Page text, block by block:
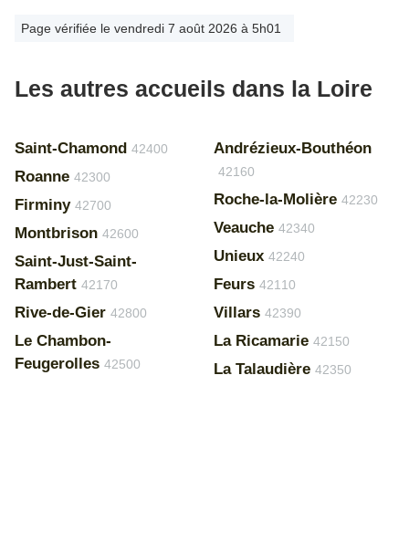
Page vérifiée le vendredi 7 août 2026 à 5h01
Les autres accueils dans la Loire
Saint-Chamond 42400
Roanne 42300
Firminy 42700
Montbrison 42600
Saint-Just-Saint-
Rambert 42170
Rive-de-Gier 42800
Le Chambon-
Feugerolles 42500
Andrézieux-Bouthéon
42160
Roche-la-Molière 42230
Veauche 42340
Unieux 42240
Feurs 42110
Villars 42390
La Ricamarie 42150
La Talaudière 42350